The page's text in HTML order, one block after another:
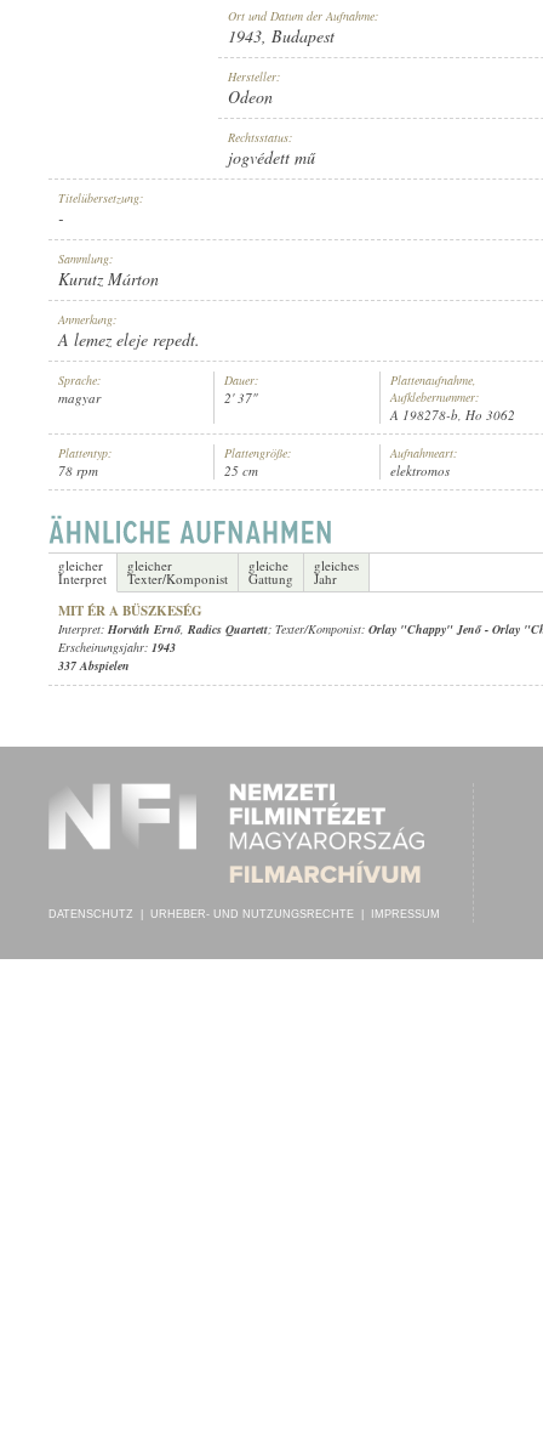
INTERPRET: HORVÁTH ERNŐ ,RADICS QUARTETT
A 198278-B
Ort und Datum der Aufnahme:
1943, Budapest
Hersteller:
Odeon
Rechtsstatus:
jogvédett mű
Titelübersetzung:
-
Sammlung:
Kurutz Márton
Anmerkung:
A lemez eleje repedt.
Sprache:
magyar
Dauer:
2' 37"
Plattenaufnahme,
Aufklebernummer:
A 198278-b, Ho 3062
Plattentyp:
78 rpm
Plattengröße:
25 cm
Aufnahmeart:
elektromos
gleicher
Interpret
gleicher
Texter/Komponist
gleiche
Gattung
gleiches
Jahr
MIT ÉR A BÜSZKESÉG
Interpret: Horváth Ernő, Radics Quartett; Texter/Komponist: Orlay "Chappy" Jenő- Orlay
Erscheinungsjahr: 1943
337 Abspielen
DATENSCHUTZ URHEBER- UND NUTZUNGSRECHTE IMPRESSUM